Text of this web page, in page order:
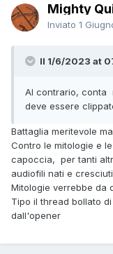
Mighty
Inviato 1
Il 1/6/2023 at
Al contrario, conta
deve essere
Battaglia meritevole
Contro le mitologie e
capoccia, per tanti
audiofili nati e
Mitologie verrebbe da
Tipo il thread bollato
dall'opener